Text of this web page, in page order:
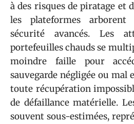
à des risques de piratage et
les plateformes arborent
sécurité avancés. Les
portefeuilles chauds se
moindre faille pour
sauvegarde négligée ou mal
toute récupération
de défaillance matérielle.
souvent sous-estimées,